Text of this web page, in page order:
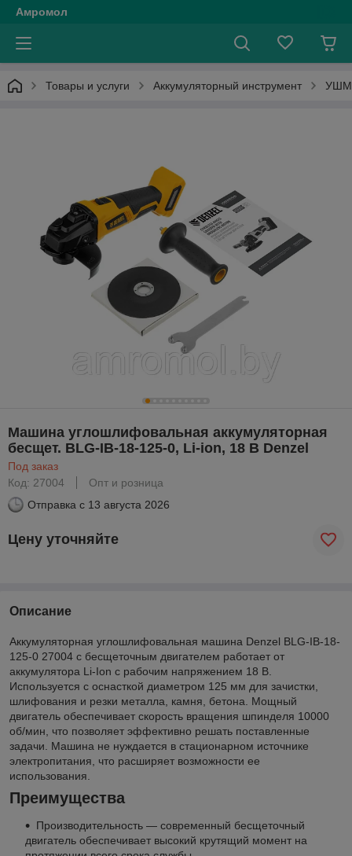
Амромол
Товары и услуги Аккумуляторный инструмент УШМ
Машина углошлифовальная аккумуляторная
бесщет. BLG-IB-18-125-0, Li-ion, 18 В Denzel
Под заказ
Код: 27004
Опт и розница
Отправка с 13 августа 2026
Цену уточняйте
Описание
Аккумуляторная углошлифовальная машина Denzel BLG-IB-18-
125-0 27004 с бесщеточным двигателем работает от
аккумулятора Li-Ion с рабочим напряжением 18 В.
Используется с оснасткой диаметром 125 мм для зачистки,
шлифования и резки металла, камня, бетона. Мощный
двигатель обеспечивает скорость вращения шпинделя 10000
об/мин, что позволяет эффективно решать поставленные
задачи. Машина не нуждается в стационарном источнике
электропитания, что расширяет возможности ее
использования.
Преимущества
Производительность — современный бесщеточный
двигатель обеспечивает высокий крутящий момент на